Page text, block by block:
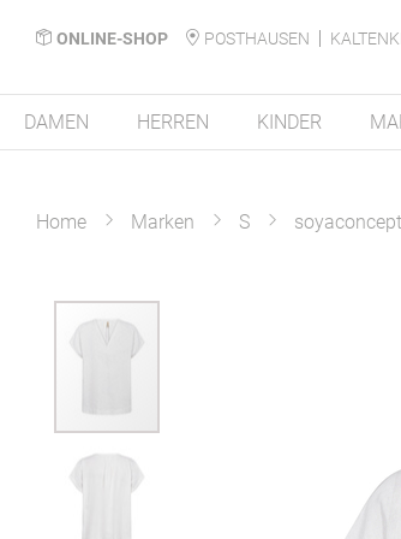
ONLINE-SHOP POSTHAUSEN
DAMEN HERREN KINDER
Home Marken S soyaconcept
Zum
Ende